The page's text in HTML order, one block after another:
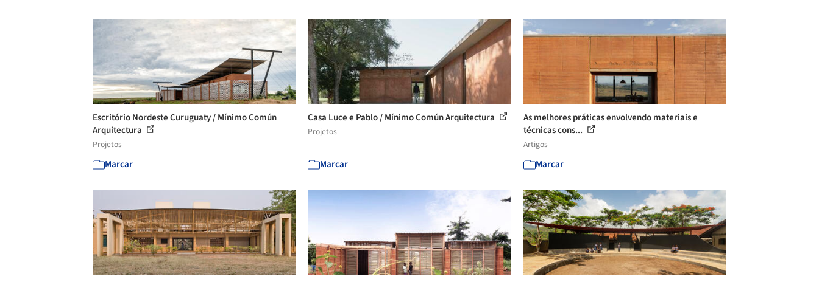
Escritório Nordeste Curuguaty / Mínimo Común
Arquitectura
Projetos
Marcar
Casa Luce e Pablo / Mínimo Común Arquitectura
Projetos
Marcar
As melhores práticas envolvendo materiais e
técnicas cons...
Artigos
Marcar